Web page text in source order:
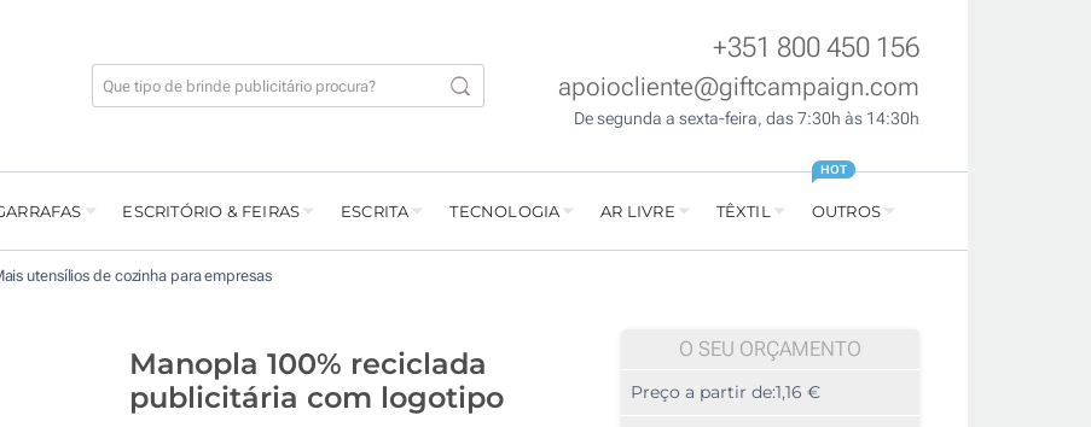
+351 800 450 156
apoiocliente@giftcampaign.com
De segunda a sexta-feira, das 7:30h às 14:30h
ESCRITÓRIO & FEIRAS ESCRITA TECNOLOGIA AR LIVRE TÊXTIL OUTROS
HOT
utensílios de cozinha para empresas
Manopla 100% reciclada
publicitária com logotipo
O SEU ORÇAMENTO
Preço a partir de:1,16 €